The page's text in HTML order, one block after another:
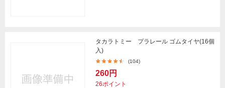
タカラトミー プラレール ゴムタイヤ(16個
入)
(104)
260円
26ポイント